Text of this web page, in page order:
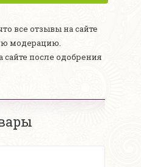
все отзывы на сайте
модерацию.
после одобрения